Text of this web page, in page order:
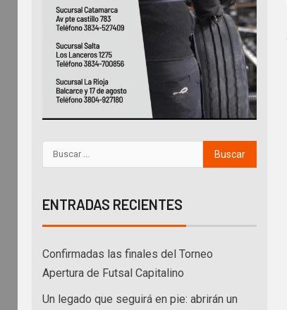
ENTRADAS RECIENTES
Confirmadas las finales del Torneo
Apertura de Futsal Capitalino
Un legado que seguirá en pie: abrirán un